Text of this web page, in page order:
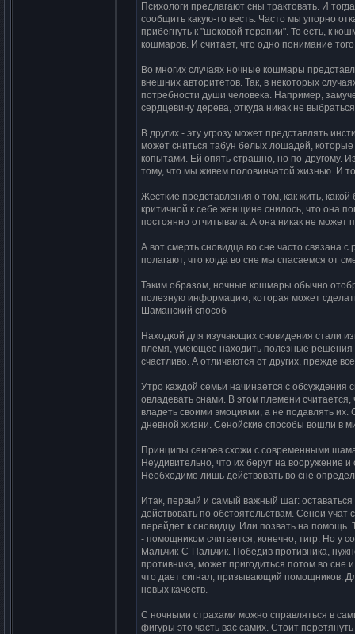
Психологи предлагают сны трактовать. И
сообщить какую-то весть. Часто мы упорно
прибегнуть к "шоковой терапии". То есть, к
кошмаров. И считает, что одно понимание
Во многих случаях ночные кошмары
внешних авторитетов. Так, в некоторых
потребности души человека. Например,
сердцевину дерева, откуда никак не
В других - эту угрозу может представлять
может сниться табун белых лошадей,
копытами. Ей опять страшно, но по-другому.
тому, что мы живем половинчатой жизнью. И
Жесткие представления о том, как жить,
критичной к себе женщине снилось, что она
постоянно отчитывала. А она никак не может
А вот смерть сновидца во сне часто связана
полагают, что когда во сне мы спасаемся от
Таким образом, ночные кошмары обычно
полезную информацию, которая может
Шаманский способ
Находкой для изучающих сновидения стали
племя, умеющее находить полезные решения
счастливо. А отличаются от других, прежде
Утро каждой семьи начинается с обсуждения
овладевать снами. В этом племени
владеть своими эмоциями, а не подавлять
дневной жизни. Сенойские способы вошли в
Принципы сеноев схожи с современными
Неудивительно, что их берут на вооружение
Необходимо лишь действовать во сне
Итак, первый и самый важный шаг:
действовать по обстоятельствам. Сенои учат
перейдет к сновидцу. Или позвать на
- помощником считается, конечно, тигр. Но у
Мальчик-С-Пальчик. Победив противника,
противника, может пригодиться потом во сне
что дает сигнал, призывающий помощников.
новых качеств.
С ночными страхами можно справляться в
фигуры это часть вас самих. Стоит